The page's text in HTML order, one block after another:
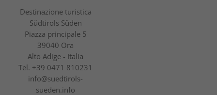
Destinazione turistica
Südtirols Süden
Piazza principale 5
39040 Ora
Alto Adige - Italia
Tel. +39 0471 810231
info@suedtirols-
sueden.info